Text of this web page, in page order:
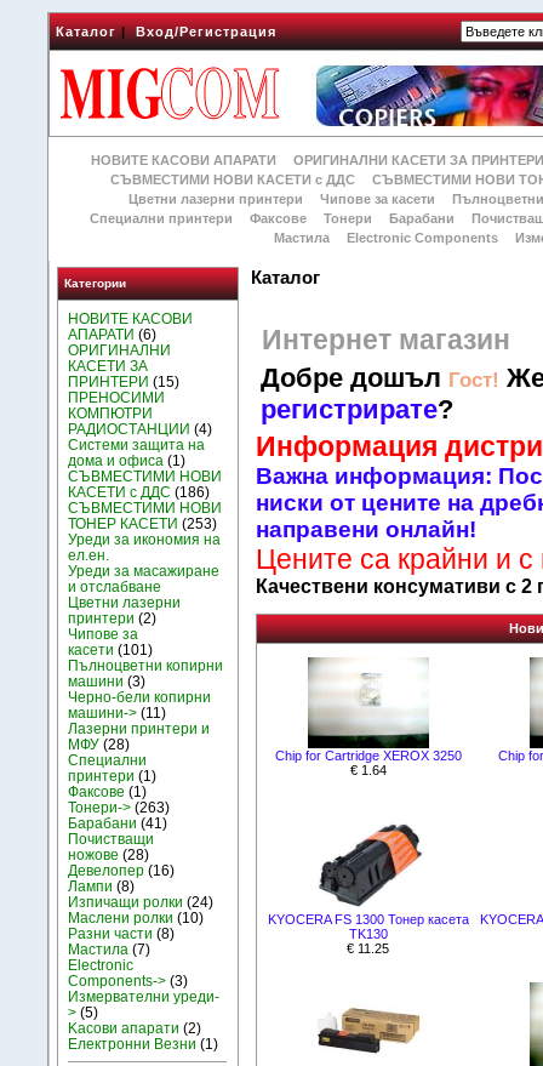
Каталог|Вход/Регистрация
НОВИТЕ КАСОВИ АПАРАТИ
ОРИГИНАЛНИ КАСЕТИ ЗА
СЪВМЕСТИМИ НОВИ КАСЕТИ с ДДС
СЪВМЕСТИМИ НОВИ
Цветни лазерни принтери
Чипове за касети
Специални принтери
Факсове Тонери Барабани
Мастила
Electronic Components
Категории
НОВИТЕ КАСОВИ
АПАРАТИ (6)
ОРИГИНАЛНИ
КАСЕТИ ЗА
ПРИНТЕРИ (15)
ПРЕНОСИМИ
КОМПЮТРИ
РАДИОСТАНЦИИ (4)
Системи защита на
дома и офиса (1)
СЪВМЕСТИМИ НОВИ
КАСЕТИ с ДДС (186)
СЪВМЕСТИМИ НОВИ
ТОНЕР КАСЕТИ (253)
Уреди за икономия на
ел.ен.
Уреди за масажиране
и отслабване
Цветни лазерни
принтери (2)
Чипове за
касети (101)
Пълноцветни копирни
машини (3)
Черно-бели копирни
машини-> (11)
Лазерни принтери и
МФУ (28)
Специални
принтери (1)
Факсове (1)
Тонери-> (263)
Барабани (41)
Почистващи
ножове (28)
Девелопер (16)
Лампи (8)
Изпичащи ролки (24)
Маслени ролки (10)
Разни части (8)
Мастила (7)
Electronic
Components-> (3)
Измервателни уреди-
> (5)
Kасови апарати (2)
Електронни Везни (1)
Каталог
Интернет магазин
Добре дошъл Гост!
регистрирате?
Информация
Важна информация:
ниски от цените на
направени онлайн!
Цените са крайни и
Качествени консумативи с 2
Chip for Cartridge XEROX 3250
€ 1.64
Chip
KYOCERA FS 1300 Тонер касета
TK130
€ 11.25